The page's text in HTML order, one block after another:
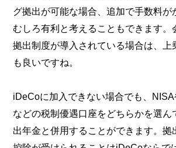
グ拠出が可能な場合、追加で手数料が
むしろ有利と考えることもできます。
拠出制度が導入されている場合は、上
も良いですね。
iDeCoに加入できない場合でも、
などの税制優遇口座をどちらかを選ん
出年金と併用することができます。拠